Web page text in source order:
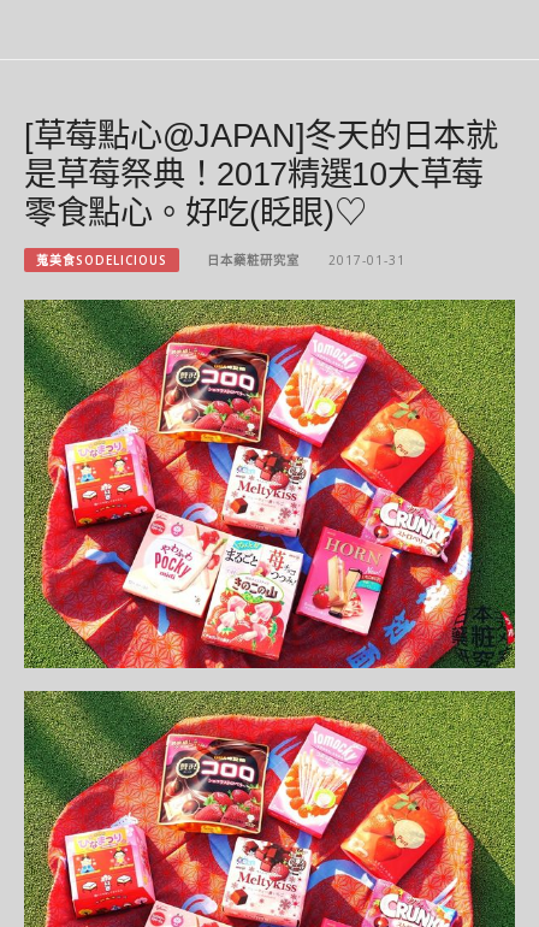
[草莓點心@JAPAN]冬天的日本就
是草莓祭典！2017精選10大草莓
零食點心。好吃(眨眼)♡
蒐美食SODELICIOUS 日本藥粧研究室 2017-01-31